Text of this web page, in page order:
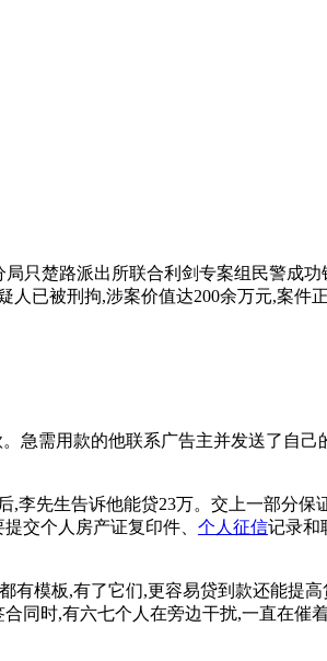
只楚路派出所联合利剑专案组民警成功
已被刑拘,涉案价值达200余万元,案件
需用款的他联系广告主并发送了自己
先生告诉他能贷23万。交上一部分保
交个人房产证复印件、 个人征信记录和
模板,有了它们,更容易贷到款还能提高
同时,有六七个人在旁边干扰,一直在催